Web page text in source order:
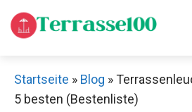
Zum
Inhalt
Startseite » Blog »
5 besten (Bestenliste)